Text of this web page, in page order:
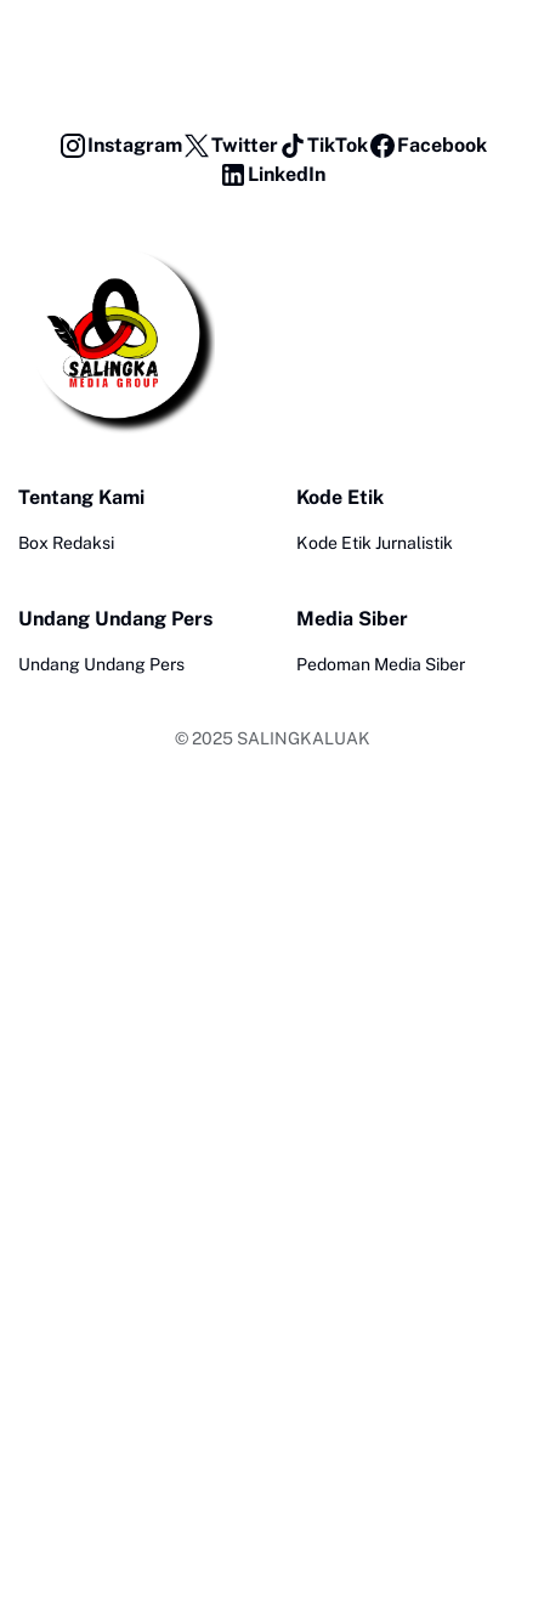
Instagram Twitter TikTok
Facebook
LinkedIn
Tentang Kami
Box Redaksi
Kode Etik
Kode Etik Jurnalistik
Undang Undang Pers
Undang Undang Pers
Media Siber
Pedoman Media Siber
© 2025 SALINGKALUAK